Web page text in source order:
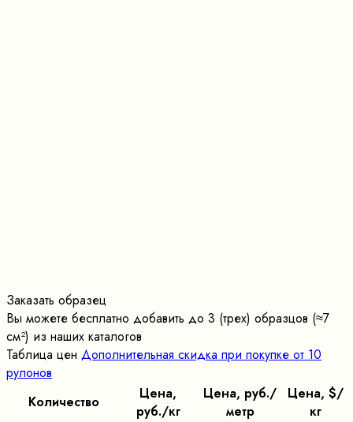
Заказать образец
Вы можете бесплатно добавить до 3 (трех) образцов (≈7
cм²) из наших каталогов
Таблица цен Дополнительная скидка при покупке от 10
рулонов
Количество
Цена,
pуб./кг
Цена, pуб./
метр
Цена, $/
кг